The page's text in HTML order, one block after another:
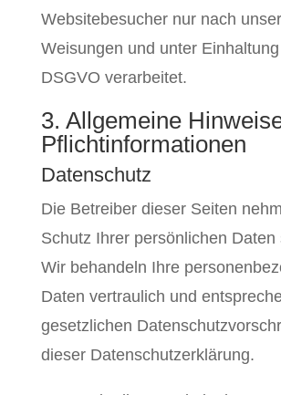
Websitebesucher nur nach
Weisungen und unter
DSGVO verarbeitet.
3. Allgemeine
Pflicht­informationen
Datenschutz
Die Betreiber dieser Seiten
Schutz Ihrer persönlichen Daten
Wir behandeln Ihre
Daten vertraulich und
gesetzlichen
dieser Datenschutzerklärung.